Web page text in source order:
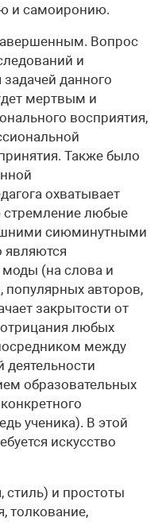
и самоиронию.
Вопрос
и
данного
мертвым и
восприятия,
Также было
охватывает
стремление любые
сиюминутными
являются
(на слова и
популярных авторов,
закрытости от
любых
между
деятельности
образовательных
ученика). В этой
искусство
стиль) и простоты
толкование,